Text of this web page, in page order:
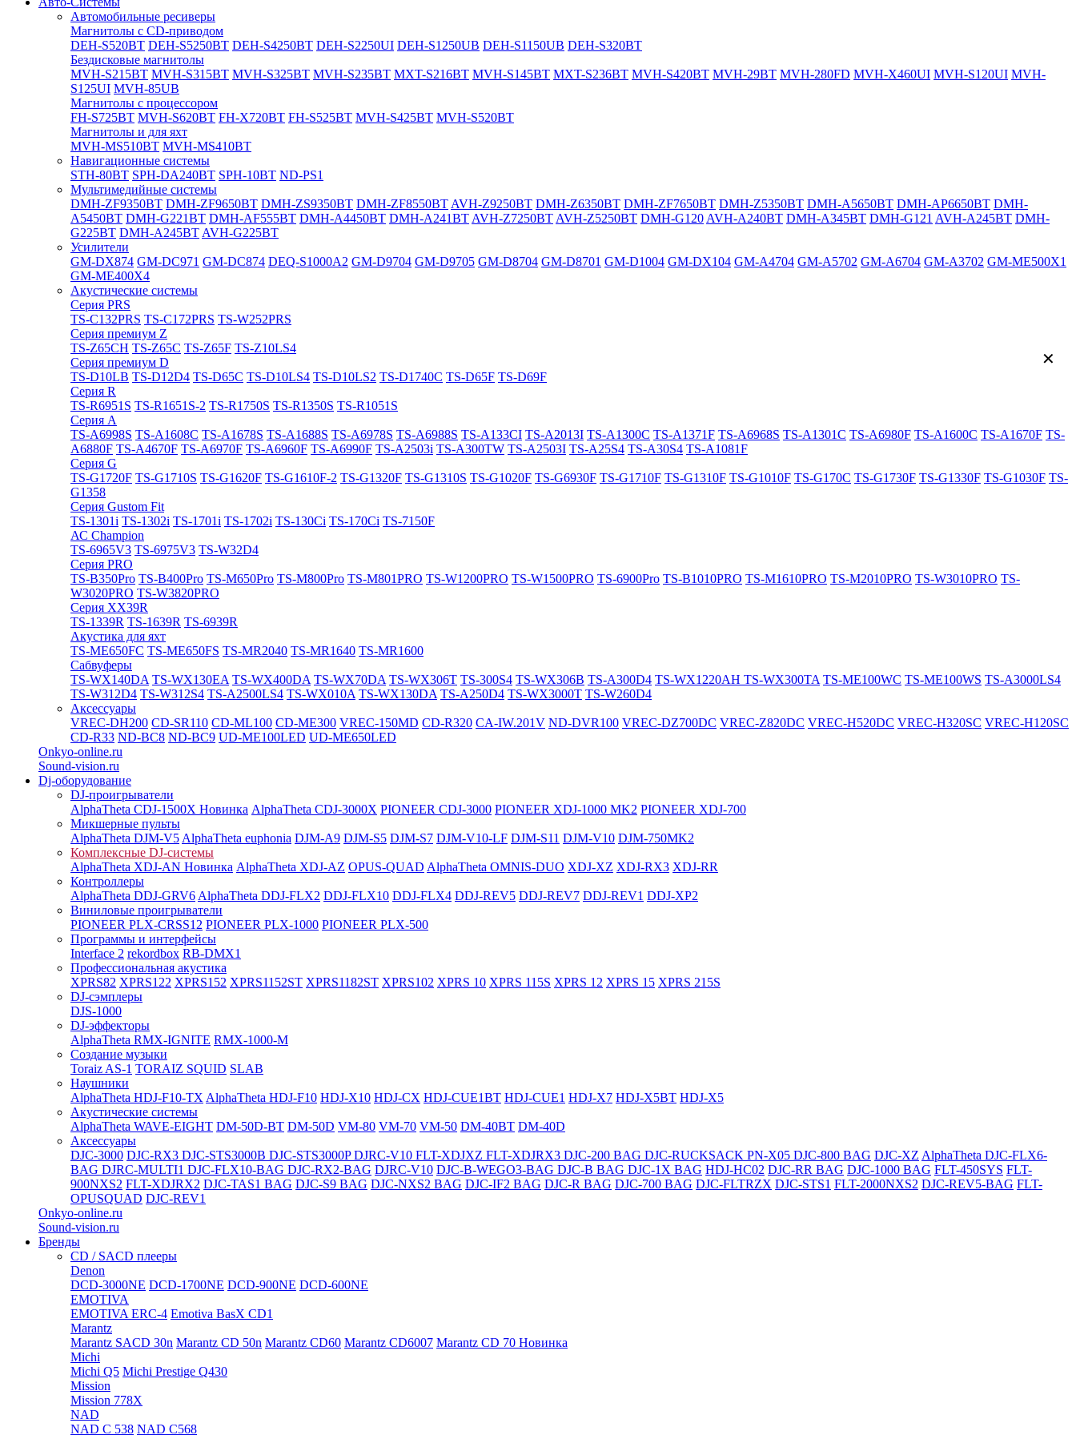
Автомобильные ресиверы
Магнитолы с CD-приводом
DEH-S520BT DEH-S5250BT DEH-S4250BT DEH-S2250UI DEH-S1250UB DEH-S1150UB DEH-S320BT
Бездисковые магнитолы
MVH-S215BT MVH-S315BT MVH-S325BT MVH-S235BT MXT-S216BT MVH-S145BT MXT-S236BT MVH-S420BT MVH-29BT MVH-280FD MVH-X460UI MVH-S120UI MVH-
S125UI MVH-85UB
Магнитолы с процессором
FH-S725BT MVH-S620BT FH-X720BT FH-S525BT MVH-S425BT MVH-S520BT
Магнитолы и для яхт
MVH-MS510BT MVH-MS410BT
Навигационные системы
STH-80BT SPH-DA240BT SPH-10BT ND-PS1
Мультимедийные системы
DMH-ZF9350BT DMH-ZF9650BT DMH-ZS9350BT DMH-ZF8550BT AVH-Z9250BT DMH-Z6350BT DMH-ZF7650BT DMH-Z5350BT DMH-A5650BT DMH-AP6650BT DMH-
A5450BT DMH-G221BT DMH-AF555BT DMH-A4450BT DMH-A241BT AVH-Z7250BT AVH-Z5250BT DMH-G120 AVH-A240BT DMH-A345BT DMH-G121 AVH-A245BT DMH-
G225BT DMH-A245BT AVH-G225BT
Усилители
GM-DX874 GM-DC971 GM-DC874 DEQ-S1000A2 GM-D9704 GM-D9705 GM-D8704 GM-D8701 GM-D1004 GM-DX104 GM-A4704 GM-A5702 GM-A6704 GM-A3702 GM-ME500X1
GM-ME400X4
Акустические системы
Cерия PRS
TS-C132PRS TS-C172PRS TS-W252PRS
Cерия премиум Z
TS-Z65CH TS-Z65C TS-Z65F TS-Z10LS4
Cерия премиум D
TS-D10LB TS-D12D4 TS-D65C TS-D10LS4 TS-D10LS2 TS-D1740C TS-D65F TS-D69F
Cерия R
TS-R6951S TS-R1651S-2 TS-R1750S TS-R1350S TS-R1051S
Cерия A
TS-A6998S TS-A1608C TS-A1678S TS-A1688S TS-A6978S TS-A6988S TS-A133CI TS-A2013I TS-A1300C TS-A1371F TS-A6968S TS-A1301C TS-A6980F TS-A1600C TS-A1670F TS-
A6880F TS-A4670F TS-A6970F TS-A6960F TS-A6990F TS-A2503i TS-A300TW TS-A2503I TS-A25S4 TS-A30S4 TS-A1081F
Cерия G
TS-G1720F TS-G1710S TS-G1620F TS-G1610F-2 TS-G1320F TS-G1310S TS-G1020F TS-G6930F TS-G1710F TS-G1310F TS-G1010F TS-G170C TS-G1730F TS-G1330F TS-G1030F TS-
G1358
Cерия Gustom Fit
TS-1301i TS-1302i TS-1701i TS-1702i TS-130Ci TS-170Ci TS-7150F
АС Champion
TS-6965V3 TS-6975V3 TS-W32D4
Cерия PRO
TS-B350Pro TS-B400Pro TS-M650Pro TS-M800Pro TS-M801PRO TS-W1200PRO TS-W1500PRO TS-6900Pro TS-B1010PRO TS-M1610PRO TS-M2010PRO TS-W3010PRO TS-
W3020PRO TS-W3820PRO
Cерия XX39R
TS-1339R TS-1639R TS-6939R
Акустика для яхт
TS-ME650FC TS-ME650FS TS-MR2040 TS-MR1640 TS-MR1600
Сабвуферы
TS-WX140DA TS-WX130EA TS-WX400DA TS-WX70DA TS-WX306T TS-300S4 TS-WX306B TS-A300D4 TS-WX1220AH TS-WX300TA TS-ME100WC TS-ME100WS TS-A3000LS4
TS-W312D4 TS-W312S4 TS-A2500LS4 TS-WX010A TS-WX130DA TS-A250D4 TS-WX3000T TS-W260D4
Аксессуары
VREC-DH200 CD-SR110 CD-ML100 CD-ME300 VREC-150MD CD-R320 CA-IW.201V ND-DVR100 VREC-DZ700DC VREC-Z820DC VREC-H520DC VREC-H320SC VREC-H120SC
CD-R33 ND-BC8 ND-BC9 UD-ME100LED UD-ME650LED
Onkyo-online.ru
Sound-vision.ru
Dj-оборудование
DJ-проигрыватели
AlphaTheta CDJ-1500X Новинка AlphaTheta CDJ-3000X PIONEER CDJ-3000 PIONEER XDJ-1000 MK2 PIONEER XDJ-700
Микшерные пульты
AlphaTheta DJM-V5 AlphaTheta euphonia DJM-A9 DJM-S5 DJM-S7 DJM-V10-LF DJM-S11 DJM-V10 DJM-750MK2
Комплексные DJ-системы
AlphaTheta XDJ-AN Новинка AlphaTheta XDJ-AZ OPUS-QUAD AlphaTheta OMNIS-DUO XDJ-XZ XDJ-RX3 XDJ-RR
Контроллеры
AlphaTheta DDJ-GRV6 AlphaTheta DDJ-FLX2 DDJ-FLX10 DDJ-FLX4 DDJ-REV5 DDJ-REV7 DDJ-REV1 DDJ-XP2
Виниловые проигрыватели
PIONEER PLX-CRSS12 PIONEER PLX-1000 PIONEER PLX-500
Программы и интерфейсы
Interface 2 rekordbox RB-DMX1
Профессиональная акустика
XPRS82 XPRS122 XPRS152 XPRS1152ST XPRS1182ST XPRS102 XPRS 10 XPRS 115S XPRS 12 XPRS 15 XPRS 215S
DJ-сэмплеры
DJS-1000
DJ-эффекторы
AlphaTheta RMX-IGNITE RMX-1000-M
Создание музыки
Toraiz AS-1 TORAIZ SQUID SLAB
Наушники
AlphaTheta HDJ-F10-TX AlphaTheta HDJ-F10 HDJ-X10 HDJ-CX HDJ-CUE1BT HDJ-CUE1 HDJ-X7 HDJ-X5BT HDJ-X5
Акустические системы
AlphaTheta WAVE-EIGHT DM-50D-BT DM-50D VM-80 VM-70 VM-50 DM-40BT DM-40D
Аксессуары
DJC-3000 DJC-RX3 DJC-STS3000B DJC-STS3000PDJRC-V10 FLT-XDJXZ FLT-XDJRX3 DJC-200 BAG DJC-RUCKSACK PN-X05 DJC-800 BAG DJC-XZ AlphaTheta DJC-FLX6-
BAG DJRC-MULTI1 DJC-FLX10-BAG DJC-RX2-BAG DJRC-V10 DJC-B-WEGO3-BAG DJC-B BAG DJC-1X BAG HDJ-HC02 DJC-RR BAG DJC-1000 BAG FLT-450SYS FLT-
900NXS2 FLT-XDJRX2 DJC-TAS1 BAG DJC-S9 BAG DJC-NXS2 BAG DJC-IF2 BAG DJC-R BAG DJC-700 BAG DJC-FLTRZX DJC-STS1 FLT-2000NXS2 DJC-REV5-BAG FLT-
OPUSQUAD DJC-REV1
Onkyo-online.ru
Sound-vision.ru
Бренды
CD / SACD плееры
Denon
DCD-3000NE DCD-1700NE DCD-900NE DCD-600NE
EMOTIVA
EMOTIVA ERC-4 Emotiva BasX CD1
Marantz
Marantz SACD 30n Marantz CD 50n Marantz CD60 Marantz CD6007 Marantz CD 70 Новинка
Michi
Michi Q5 Michi Prestige Q430
Mission
Mission 778X
NAD
NAD C 538 NAD C568
✕